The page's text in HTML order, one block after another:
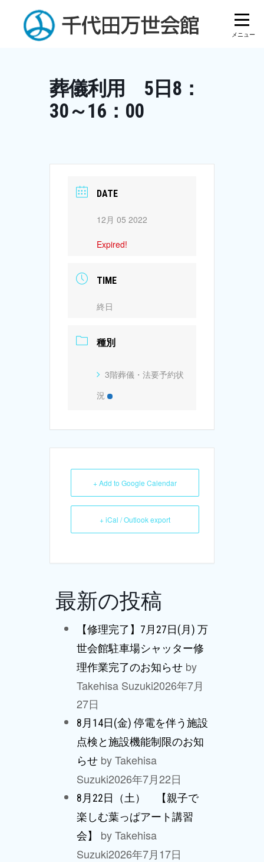
content
葬儀利用 5日8：
30～16：00
DATE
12月 05 2022
Expired!
TIME
終日
種別
3階葬儀・法要予約状
況
+ Add to Google Calendar
+ iCal / Outlook export
最新の投稿
【修理完了】7月27日(月) 万
世会館駐車場シャッター修
理作業完了のお知らせ by
Takehisa Suzuki2026年7月
27日
8月14日(金) 停電を伴う施設
点検と施設機能制限のお知
らせ by Takehisa
Suzuki2026年7月22日
8月22日（土） 【親子で
楽しむ葉っぱアート講習
会】
by Takehisa
Suzuki2026年7月17日